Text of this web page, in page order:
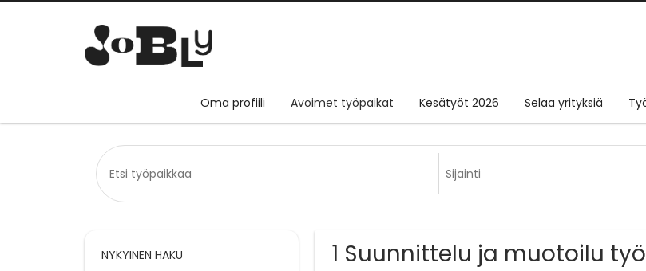
Oma profiili Avoimet työpaikat Kesätyöt 2026 Selaa yrityksiä
1 Suunnittelu ja muotoilu
NYKYINEN HAKU